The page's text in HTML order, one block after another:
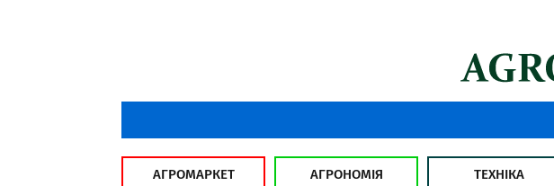
АГРОМАРКЕТ АГРОНОМІЯ ТЕХНІКА